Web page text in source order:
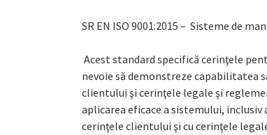
SR EN ISO 9001:2015 – Sisteme de
Acest standard specifică cerinţele
nevoie să demonstreze capabilitatea
clientului şi cerinţele legale şi
aplicarea eficace a sistemului,
cerinţele clientului şi cu cerinţele